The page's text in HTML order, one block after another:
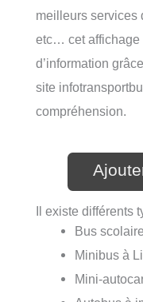
meilleurs services
etc… cet affichage
d’information
site
compréhension.
Il existe différents
Bus
Minibus à
Mini-